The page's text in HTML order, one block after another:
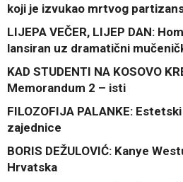
koji je izvukao mrtvog
LIJEPA VEČER, LIJEP DAN:
lansiran uz dramatični
KAD STUDENTI NA KOSOVO
Memorandum 2 – isti
FILOZOFIJA PALANKE:
zajednice
BORIS DEŽULOVIĆ: Kanye
Hrvatska